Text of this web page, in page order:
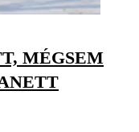
MÉGSEM